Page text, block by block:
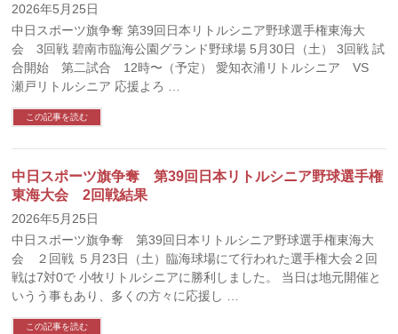
2026年5月25日
中日スポーツ旗争奪 第39回日本リトルシニア野球選手権東海大
会 3回戦 碧南市臨海公園グランド野球場 5月30日（土） 3回戦 試
合開始 第二試合 12時〜（予定） 愛知衣浦リトルシニア VS
瀬戸リトルシニア 応援よろ …
この記事を読む
中日スポーツ旗争奪 第39回日本リトルシニア野球選手権
東海大会 2回戦結果
2026年5月25日
中日スポーツ旗争奪 第39回日本リトルシニア野球選手権東海大
会 ２回戦 ５月23日（土）臨海球場にて行われた選手権大会２回
戦は7対0で 小牧リトルシニアに勝利しました。 当日は地元開催と
いうう事もあり、多くの方々に応援し …
この記事を読む